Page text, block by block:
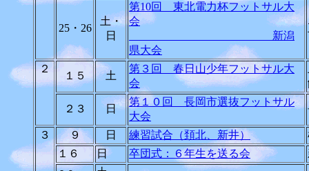
25・26
土・
日
第10回 東北電力杯フットサル大
会
新潟
県大会
２
１５ 土
第３回 春日山少年フットサル大
会
２３ 日
第１０回 長岡市選抜フットサル
大会
３ ９ 日 練習試合（頚北、新井）
１６
日 卒団式：６年生を送る会